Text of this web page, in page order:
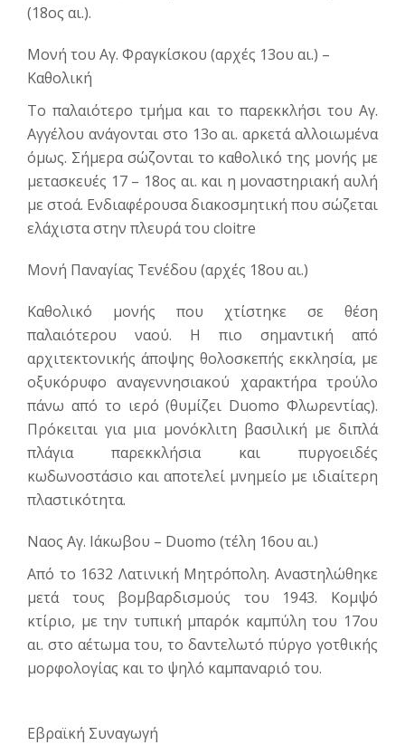
(18ος αι.).
Μονή του Αγ. Φραγκίσκου (αρχές 13ου αι.) –
Καθολική
Το παλαιότερο τμήμα και το παρεκκλήσι του Αγ.
Αγγέλου ανάγονται στο 13ο αι. αρκετά αλλοιωμένα
όμως. Σήμερα σώζονται το καθολικό της μονής με
μετασκευές 17 – 18ος αι. και η μοναστηριακή αυλή
με στοά. Ενδιαφέρουσα διακοσμητική που σώζεται
ελάχιστα στην πλευρά του cloitre
Μονή Παναγίας Τενέδου (αρχές 18ου αι.)
Καθολικό μονής που χτίστηκε σε θέση
παλαιότερου ναού. Η πιο σημαντική από
αρχιτεκτονικής άποψης θολοσκεπής εκκλησία, με
οξυκόρυφο αναγεννησιακού χαρακτήρα τρούλο
πάνω από το ιερό (θυμίζει Duomo Φλωρεντίας).
Πρόκειται για μια μονόκλιτη βασιλική με διπλά
πλάγια παρεκκλήσια και πυργοειδές
κωδωνοστάσιο και αποτελεί μνημείο με ιδιαίτερη
πλαστικότητα.
Ναος Αγ. Ιάκωβου – Duomo (τέλη 16ου αι.)
Από το 1632 Λατινική Μητρόπολη. Αναστηλώθηκε
μετά τους βομβαρδισμούς του 1943. Κομψό
κτίριο, με την τυπική μπαρόκ καμπύλη του 17ου
αι. στο αέτωμα του, το δαντελωτό πύργο γοτθικής
μορφολογίας και το ψηλό καμπαναριό του.
Εβραϊκή Συναγωγή